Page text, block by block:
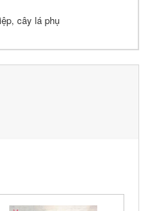
cây lá phụ